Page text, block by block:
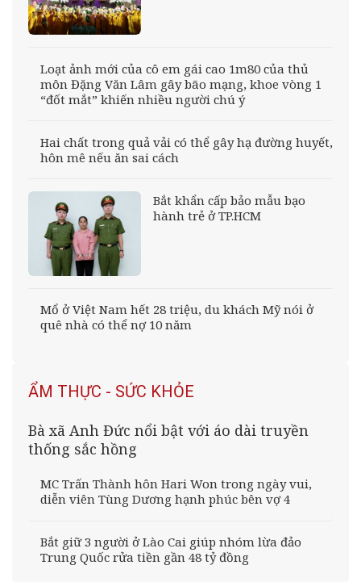
Loạt ảnh mới của cô em gái cao 1m80 của thủ
môn Đặng Văn Lâm gây bão mạng, khoe vòng 1
“đốt mắt” khiến nhiều người chú ý
Hai chất trong quả vải có thể gây hạ đường huyết,
hôn mê nếu ăn sai cách
Bắt khẩn cấp bảo mẫu bạo
hành trẻ ở TP.HCM
Mổ ở Việt Nam hết 28 triệu, du khách Mỹ nói ở
quê nhà có thể nợ 10 năm
ẨM THỰC - SỨC KHỎE
Bà xã Anh Đức nổi bật với áo dài truyền
thống sắc hồng
MC Trấn Thành hôn Hari Won trong ngày vui,
diễn viên Tùng Dương hạnh phúc bên vợ 4
Bắt giữ 3 người ở Lào Cai giúp nhóm lừa đảo
Trung Quốc rửa tiền gần 48 tỷ đồng